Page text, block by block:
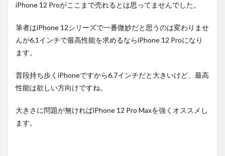
iPhone 12 Proがここまで売れるとは思ってませんでした。
筆者はiPhone 12シリーズで一番微妙だと思うのは変わりませ
んが6.1インチで最高性能を求めるならiPhone 12 Proになり
ます。
普段持ち歩くiPhoneですから6.7インチだと大きいけど、最高
性能は欲しい方向けですね。
大きさに問題が無ければiPhone 12 Pro Maxを強くオススメし
ます。